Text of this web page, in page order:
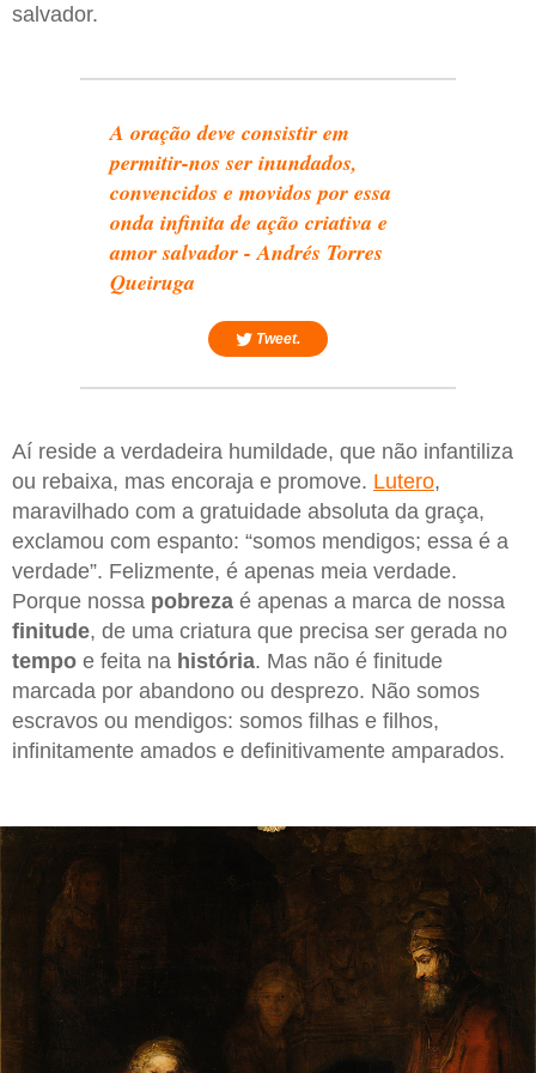
salvador.
A oração deve consistir em
permitir-nos ser inundados,
convencidos e movidos por essa
onda infinita de ação criativa e
amor salvador - Andrés Torres
Queiruga
Tweet.
Aí reside a verdadeira humildade, que não infantiliza
ou rebaixa, mas encoraja e promove. Lutero,
maravilhado com a gratuidade absoluta da graça,
exclamou com espanto: “somos mendigos; essa é a
verdade”. Felizmente, é apenas meia verdade.
Porque nossa pobreza é apenas a marca de nossa
finitude, de uma criatura que precisa ser gerada no
tempo e feita na história. Mas não é finitude
marcada por abandono ou desprezo. Não somos
escravos ou mendigos: somos filhas e filhos,
infinitamente amados e definitivamente amparados.